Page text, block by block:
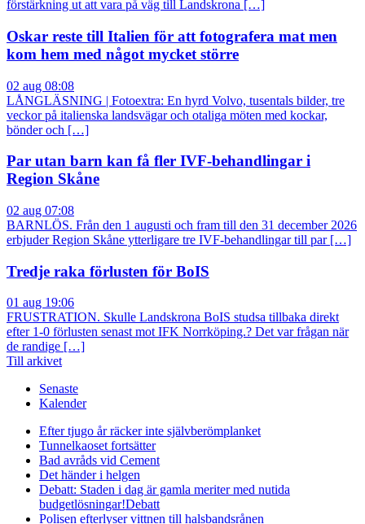
förstärkning ut att vara på väg till Landskrona […]
Oskar reste till Italien för att fotografera mat men
kom hem med något mycket större
02 aug 08:08
LÅNGLÄSNING | Fotoextra: En hyrd Volvo, tusentals bilder, tre
veckor på italienska landsvägar och otaliga möten med kockar,
bönder och […]
Par utan barn kan få fler IVF-behandlingar i
Region Skåne
02 aug 07:08
BARNLÖS. Från den 1 augusti och fram till den 31 december 2026
erbjuder Region Skåne ytterligare tre IVF-behandlingar till par […]
Tredje raka förlusten för BoIS
01 aug 19:06
FRUSTRATION. Skulle Landskrona BoIS studsa tillbaka direkt
efter 1-0 förlusten senast mot IFK Norrköping.? Det var frågan när
de randige […]
Till arkivet
Senaste
Kalender
Efter tjugo år räcker inte självberömplanket
Tunnelkaoset fortsätter
Bad avråds vid Cement
Det händer i helgen
Debatt: Staden i dag är gamla meriter med nutida
budgetlösningar!Debatt
Polisen efterlyser vittnen till halsbandsrånen